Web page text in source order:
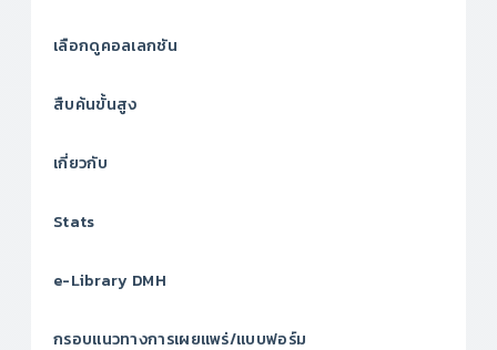
เลือกดูคอลเลกชัน
สืบค้นขั้นสูง
เกี่ยวกับ
Stats
e-Library DMH
กรอบแนวทางการเผยแพร่/แบบฟอร์ม